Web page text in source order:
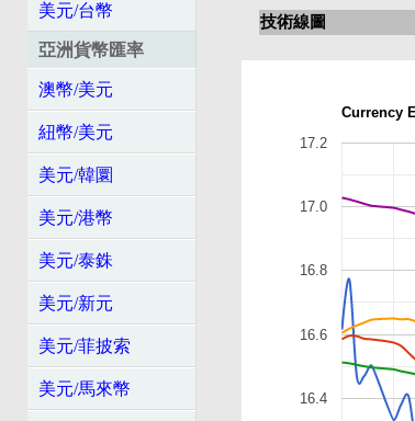
美元/台幣
亞洲貨幣匯率
澳幣/美元
紐幣/美元
美元/韓圜
美元/港幣
美元/泰銖
美元/新元
美元/菲披索
美元/馬來幣
技術線圖
Currency
16.4
16.6
16.8
17.0
17.2